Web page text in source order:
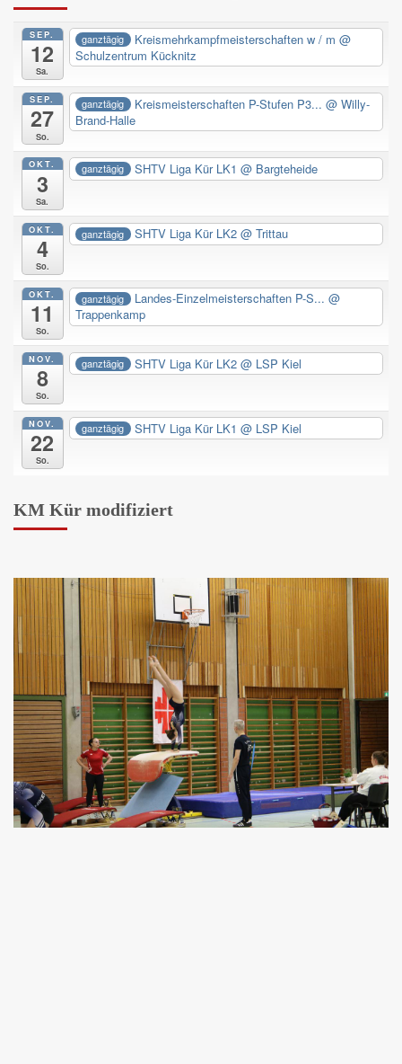
SEP.
12
Sa.
ganztägig Kreismehrkampfmeisterschaften w / m@
Schulzentrum Kücknitz
SEP.
27
So.
ganztägig Kreismeisterschaften P-Stufen P3...@ Willy-
Brand-Halle
OKT.
3
Sa.
ganztägig SHTV Liga Kür LK1@ Bargteheide
OKT.
4
So.
ganztägig SHTV Liga Kür LK2@ Trittau
OKT.
11
So.
ganztägig Landes-Einzelmeisterschaften P-S...@
Trappenkamp
NOV.
8
So.
ganztägig SHTV Liga Kür LK2@ LSP Kiel
NOV.
22
So.
ganztägig SHTV Liga Kür LK1@ LSP Kiel
KM Kür modifiziert